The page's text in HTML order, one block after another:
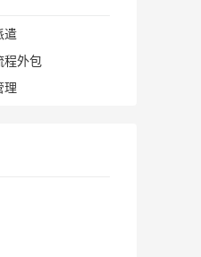
遣
程外包
理